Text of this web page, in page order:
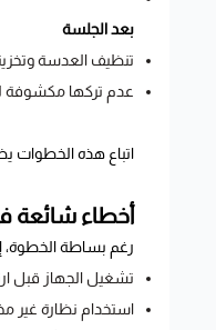
بعد الجلسة
تنظيف العدسة
عدم تركها مكشوفة
اتباع هذه الخطوات
أخطاء شائعة
رغم بساطة الخطوة،
تشغيل الجهاز قبل
استخدام نظارة غير